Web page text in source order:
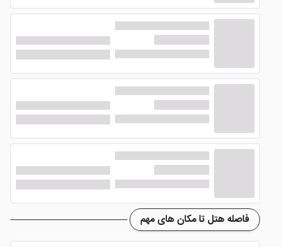
رستوران هتل 3 ستاره جواهر شرق مشهد
با قرار دادن
جای هیچگونه نگرانی برای مشتریان عزیز وجود نداشته باشد و
رستوران طلا در هتل زیبای جواهر شرق مشهد
ای ویژگی باعث می شود تا شما در هنگام میل غذا از این فضای بی
کافی شاپ هتل نیز مکانی مناسب برای کسانی که می خواهند در
خود در کافی شاپ این هتل سپری کنید و از این فضای بی نظیر لذت
امکانات هتل دیدنی جواهر شرق مشهد
امکانات رفاهی بسیار و خدمات دهی عالی درهتل جذاب جواهر
چای خانه سنتی، نمازخانه، تاکسی سرویس، فروشگاه و .... اشاره
فاصله هتل تا مکان های مهم